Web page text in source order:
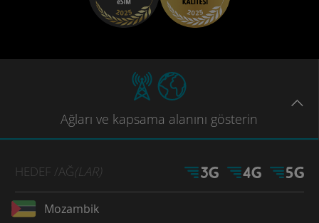
Ağları ve kapsama alanını gösterin
HEDEF /AĞ(LAR)
Mozambik